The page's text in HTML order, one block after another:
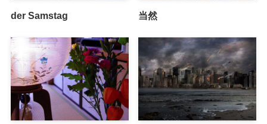
der Samstag 当然